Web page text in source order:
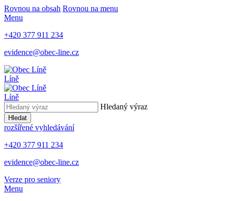
Rovnou na obsah Rovnou na menu
Menu
+420 377 911 234
evidence@obec-line.cz
Líně
Líně
Hledaný výraz
Hledat
rozšířené vyhledávání
+420 377 911 234
evidence@obec-line.cz
Verze pro seniory
Menu